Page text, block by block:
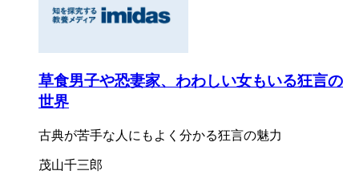
草食男子や恐妻家、わわしい女もいる狂言の
世界
古典が苦手な人にもよく分かる狂言の魅力
茂山千三郎